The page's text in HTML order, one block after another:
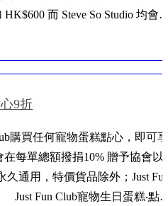
Studio 均會在
號嘉就工廠大廈301室(鑽石山
9折
購買任何寵物蛋糕點心，即可享
在每單總額撥捐10% 贈予協會以
通用，特價貨品除外；Just
Just Fun Club寵物生日蛋糕‧點